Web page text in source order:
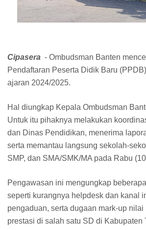
Cipasera - Ombudsman Banten
Pendaftaran Peserta Didik Baru
ajaran 2024/2025.
Hal diungkap Kepala Ombudsman
Untuk itu pihaknya melakukan
dan Dinas Pendidikan, menerima
serta memantau langsung sekolah-
SMP, dan SMA/SMK/MA pada Rabu
Pengawasan ini mengungkap
seperti kurangnya helpdesk dan kanal
pengaduan, serta dugaan mark-up
prestasi di salah satu SD di Kabupaten